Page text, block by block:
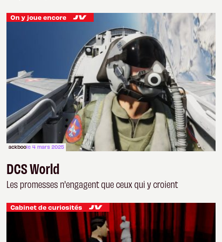
On y joue encore
ackboole 4 mars 2025
DCS World
Les promesses n'engagent que ceux qui y croient
Cabinet de curiosités